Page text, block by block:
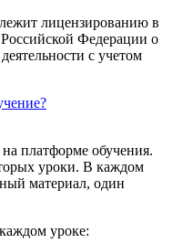
лицензированию в
Российской Федерации о
с учетом
платформе обучения.
уроки. В каждом
материал, один
уроке: